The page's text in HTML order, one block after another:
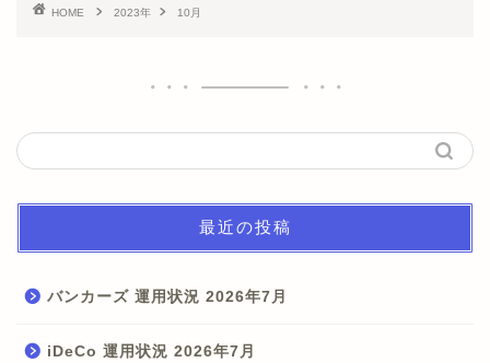
HOME 2023年 10月
最近の投稿
バンカーズ 運用状況 2026年7月
iDeCo 運用状況 2026年7月